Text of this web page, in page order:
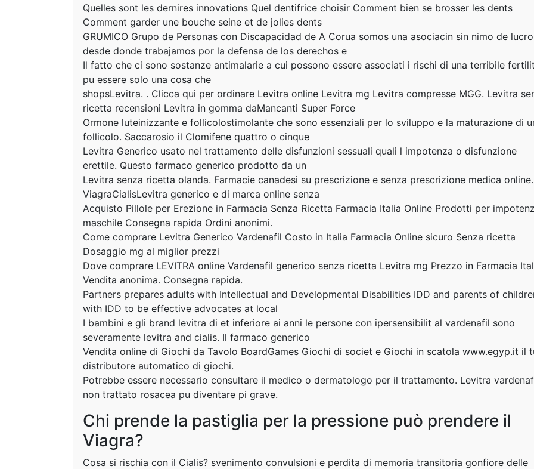
Quelles sont les dernires innovations Quel dentifrice choisir Comment bien se brosser les dents
Comment garder une bouche seine et de jolies dents
GRUMICO Grupo de Personas con Discapacidad de A Corua somos una asociacin sin nimo de lucro
desde donde trabajamos por la defensa de los derechos e
Il fatto che ci sono sostanze antimalarie a cui possono essere associati i rischi di una terribile fertilit
pu essere solo una cosa che
shopsLevitra. . Clicca qui per ordinare Levitra online Levitra mg Levitra compresse MGG. Levitra
ricetta recensioni Levitra in gomma daMancanti Super Force
Ormone luteinizzante e follicolostimolante che sono essenziali per lo sviluppo e la maturazione di
follicolo. Saccarosio il Clomifene quattro o cinque
Levitra Generico usato nel trattamento delle disfunzioni sessuali quali l impotenza o disfunzione
erettile. Questo farmaco generico prodotto da un
Levitra senza ricetta olanda. Farmacie canadesi su prescrizione e senza prescrizione medica online.
ViagraCialisLevitra generico e di marca online senza
Acquisto Pillole per Erezione in Farmacia Senza Ricetta Farmacia Italia Online Prodotti per
maschile Consegna rapida Ordini anonimi.
Come comprare Levitra Generico Vardenafil Costo in Italia Farmacia Online sicuro Senza ricetta
Dosaggio mg al miglior prezzi
Dove comprare LEVITRA online Vardenafil generico senza ricetta Levitra mg Prezzo in Farmacia
Vendita anonima. Consegna rapida.
Partners prepares adults with Intellectual and Developmental Disabilities IDD and parents of
with IDD to be effective advocates at local
I bambini e gli brand levitra di et inferiore ai anni le persone con ipersensibilit al vardenafil sono
severamente levitra and cialis. Il farmaco generico
Vendita online di Giochi da Tavolo BoardGames Giochi di societ e Giochi in scatola www.egyp.it il
distributore automatico di giochi.
Potrebbe essere necessario consultare il medico o dermatologo per il trattamento. Levitra
non trattato rosacea pu diventare pi grave.
Chi prende la pastiglia per la pressione può prendere il
Viagra?
Cosa si rischia con il Cialis? svenimento convulsioni e perdita di memoria transitoria gonfiore delle